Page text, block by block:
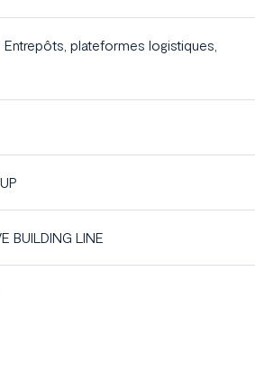
Entrepôts, plateformes logistiques,
BUILDING LINE